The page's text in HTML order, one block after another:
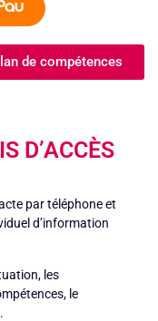
de compétences
D’ACCÈS
par téléphone et
d’information
les
le